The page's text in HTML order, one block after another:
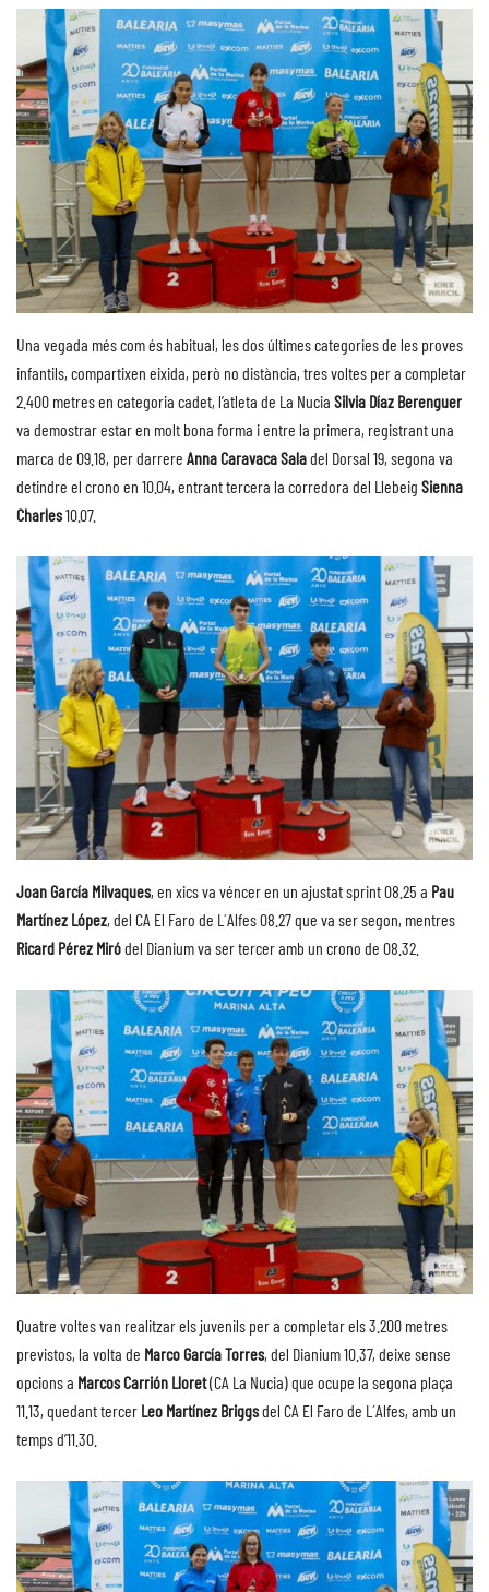
Una vegada més com és habitual, les dos últimes categories de les proves
infantils, compartixen eixida, però no distància, tres voltes per a completar
2.400 metres en categoria cadet, l’atleta de La Nucia Silvia Díaz Berenguer
va demostrar estar en molt bona forma i entre la primera, registrant una
marca de 09.18, per darrere Anna Caravaca Saladel Dorsal 19, segona va
detindre el crono en 10.04, entrant tercera la corredora del Llebeig Sienna
Charles10.07.
Joan García Milvaques, en xics va véncer en un ajustat sprint 08.25 a Pau
Martínez López, del CA El Faro de L´Alfes 08.27 que va ser segon, mentres
Ricard Pérez Miródel Dianium va ser tercer amb un crono de 08.32.
Quatre voltes van realitzar els juvenils per a completar els 3.200 metres
previstos, la volta de Marco García Torres, del Dianium 10.37, deixe sense
opcions a Marcos Carrión Lloret(CA La Nucia) que ocupe la segona plaça
11.13, quedant tercer Leo Martínez Briggsdel CA El Faro de L´Alfes, amb un
temps d’11.30.